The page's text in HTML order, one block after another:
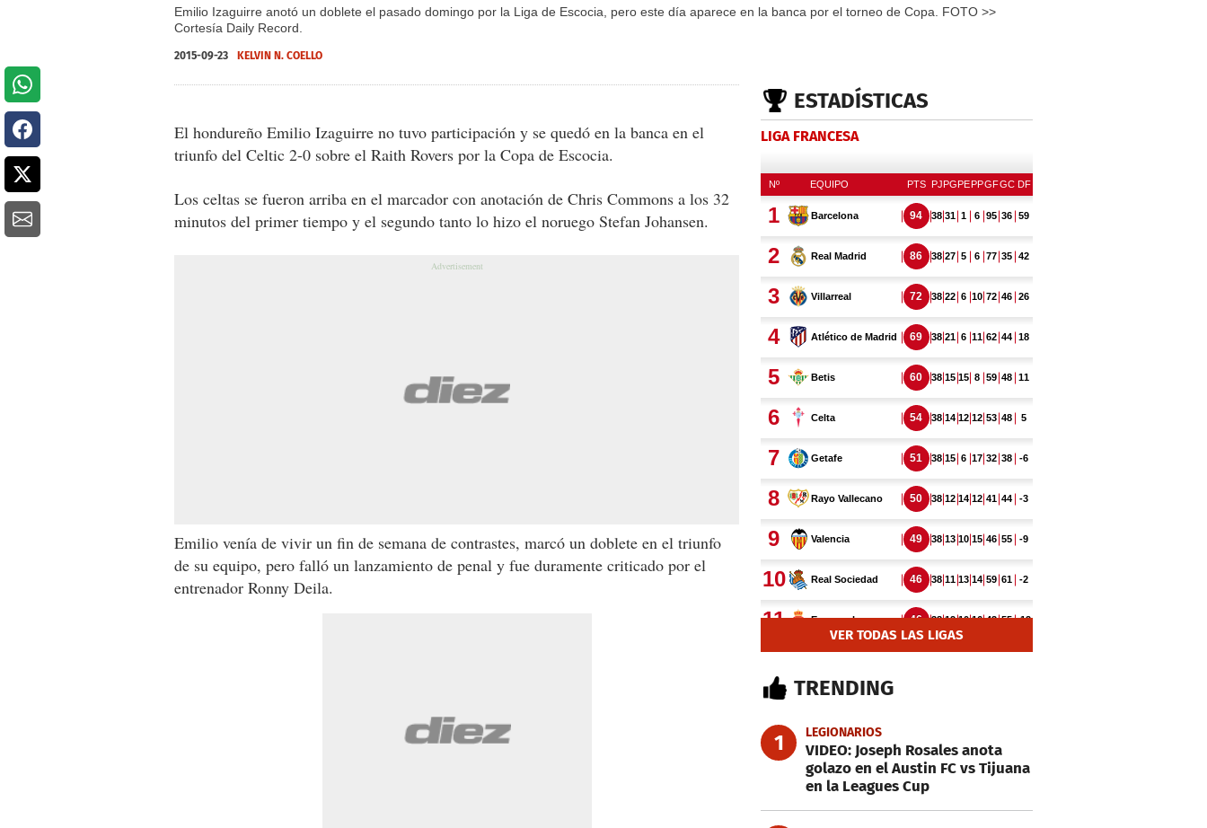
Emilio Izaguirre anotó un doblete el pasado domingo por la Liga de Escocia, pero este día aparece en la banca por el torneo de Copa. FOTO >>
Cortesía Daily Record.
2015-09-23 KELVIN N. COELLO
El hondureño Emilio Izaguirre no tuvo participación y se quedó en la banca en el
triunfo del Celtic 2-0 sobre el Raith Rovers por la Copa de Escocia.
Los celtas se fueron arriba en el marcador con anotación de Chris Commons a los 32
minutos del primer tiempo y el segundo tanto lo hizo el noruego Stefan Johansen.
Emilio venía de vivir un fin de semana de contrastes, marcó un doblete en el triunfo
de su equipo, pero falló un lanzamiento de penal y fue duramente criticado por el
entrenador Ronny Deila.
ESTADÍSTICAS
LIGA FRANCESA
VER TODAS LAS LIGAS
TRENDING
1 LEGIONARIOS
VIDEO: Joseph Rosales anota
golazo en el Austin FC vs Tijuana
en la Leagues Cup